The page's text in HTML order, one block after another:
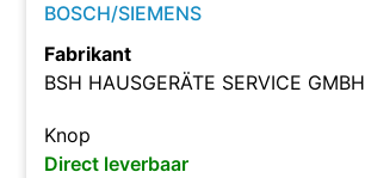
BOSCH/SIEMENS
Fabrikant
BSH HAUSGERÄTE SERVICE GMBH
Knop
Direct leverbaar